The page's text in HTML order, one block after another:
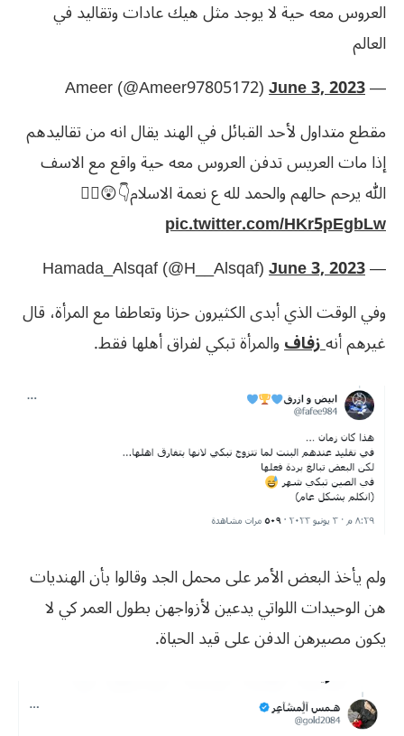
العروس معه حية لا يوجد مثل هيك عادات وتقاليد في
العالم
— Ameer (@Ameer97805172)
June 3, 2023
مقطع متداول لأحد القبائل في الهند يقال انه من تقاليدهم
إذا مات العريس تدفن العروس معه حية واقع مع الاسف
الله يرحم حالهم والحمد لله ع نعمة الاسلام👇😲🤦‍♂️
pic.twitter.com/HKr5pEgbLw
— Hamada_Alsqaf (@H__Alsqaf)
June 3, 2023
وفي الوقت الذي أبدى الكثيرون حزنا وتعاطفا مع المرأة، قال
غيرهم أنهزفافوالمرأة تبكي لفراق أهلها فقط.
ولم يأخذ البعض الأمر على محمل الجد وقالوا بأن الهنديات
هن الوحيدات اللواتي يدعين لأزواجهن بطول العمر كي لا
يكون مصيرهن الدفن على قيد الحياة.